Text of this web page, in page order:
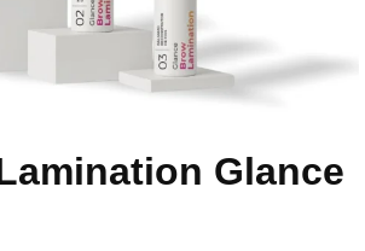
Glance